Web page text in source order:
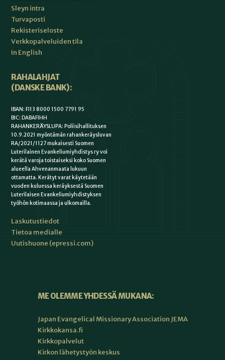
Sleyn intra
Turvaposti
Rekisteriseloste
Verkkopalveluiden tila
In English
RAHALAHJAT
(DANSKE BANK):
IBAN: FI13 8000 1500 7791 95
BIC: DABAFIHH
RAHANKERÄYSLUPA: Poliisihallituksen
10.9.2021 myöntämän rahankeräysluvan
RA/2021/1127 mukaisesti Suomen
Luterilainen Evankeliumiyhdistys ry voi
kerätä varoja toistaiseksi koko Suomen
alueella Ahvenanmaata lukuun
ottamatta. Kerätyt varat käytetään
vuoden kuluessa keräyksestä Suomen
Luterilaisen Evankeliumiyhdistyksen
työhön kotimaassa ja ulkomailla.
Laskutustiedot
Tietoa medialle
Uutishuone (epressi.com)
ME OLEMME YHDESSÄ MUKANA:
Japan Evangelical Missionary Association JEMA
Kirkkokansa.fi
Kirkkopalvelut
Kirkon lähetystyön keskus